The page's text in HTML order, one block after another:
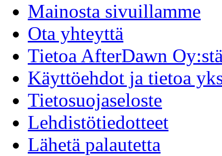
Mainosta sivuillamme
Ota yhteyttä
Tietoa AfterDawn
Käyttöehdot ja tietoa
Tietosuojaseloste
Lehdistötiedotteet
Lähetä palautetta